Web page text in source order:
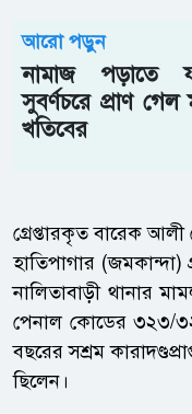
আরো পড়ুন
নামাজ পড়াতে
সুবর্ণচরে প্রাণ
খতিবের
গ্রেপ্তারকৃত বারেক
হাতিপাগার
নালিতাবাড়ী থানার
পেনাল কোডের ৩২৩/
বছরের সশ্রম
ছিলেন।